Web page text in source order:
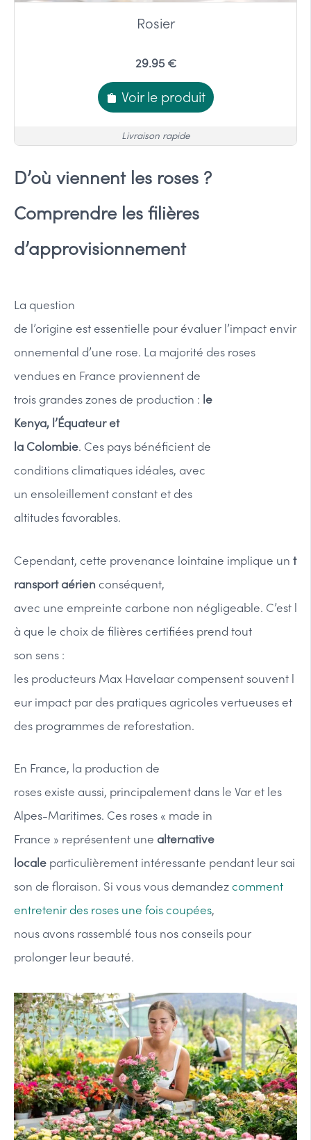
Rosier
29.95 €
Voir le produit
Livraison rapide
D’où viennent les roses ?
Comprendre les filières
d’approvisionnement
La question
de l’origine est essentielle pour évaluer l’impact envir
onnemental d’une rose. La majorité des roses
vendues en France proviennent de
trois grandes zones de production : le
Kenya, l’Équateur et
la Colombie. Ces pays bénéficient de
conditions climatiques idéales, avec
un ensoleillement constant et des
altitudes favorables.
Cependant, cette provenance lointaine implique un t
ransport aérien conséquent,
avec une empreinte carbone non négligeable. C’est l
à que le choix de filières certifiées prend tout
son sens :
les producteurs Max Havelaar compensent souvent l
eur impact par des pratiques agricoles vertueuses et
des programmes de reforestation.
En France, la production de
roses existe aussi, principalement dans le Var et les
Alpes-Maritimes. Ces roses « made in
France » représentent une alternative
locale particulièrement intéressante pendant leur sai
son de floraison. Si vous vous demandezcomment
entretenir des roses une fois coupées,
nous avons rassemblé tous nos conseils pour
prolonger leur beauté.